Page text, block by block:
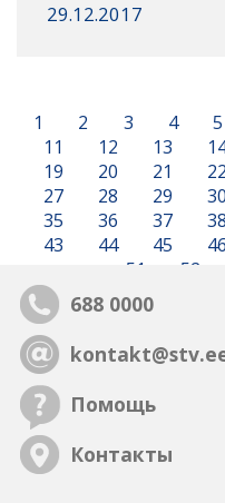
29.12.2017
1 2 3 4 5
11
12 13
19
20 21 22
27
28 29 30
35
36 37 38
43
44 45 46
51
52
688 0000
Помощь
Контакты